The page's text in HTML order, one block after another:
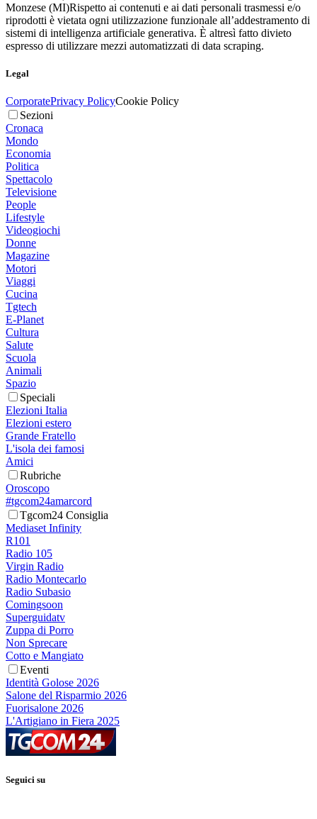
Monzese (MI)Rispetto ai contenuti e ai dati personali trasmessi e/o
riprodotti è vietata ogni utilizzazione funzionale all’addestramento di
sistemi di intelligenza artificiale generativa. È altresì fatto divieto
espresso di utilizzare mezzi automatizzati di data scraping.
Legal
CorporatePrivacy PolicyCookie Policy
Sezioni
Cronaca
Mondo
Economia
Politica
Spettacolo
Televisione
People
Lifestyle
Videogiochi
Donne
Magazine
Motori
Viaggi
Cucina
Tgtech
E-Planet
Cultura
Salute
Scuola
Animali
Spazio
Speciali
Elezioni Italia
Elezioni estero
Grande Fratello
L'isola dei famosi
Amici
Rubriche
Oroscopo
#tgcom24amarcord
Tgcom24 Consiglia
Mediaset Infinity
R101
Radio 105
Virgin Radio
Radio Montecarlo
Radio Subasio
Comingsoon
Superguidatv
Zuppa di Porro
Non Sprecare
Cotto e Mangiato
Eventi
Identità Golose 2026
Salone del Risparmio 2026
Fuorisalone 2026
L'Artigiano in Fiera 2025
Seguici su